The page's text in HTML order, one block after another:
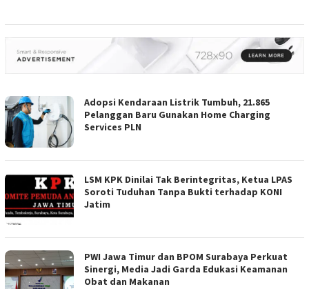
Adopsi Kendaraan Listrik Tumbuh, 21.865
Pelanggan Baru Gunakan Home Charging
Services PLN
LSM KPK Dinilai Tak Berintegritas, Ketua LPAS
Soroti Tuduhan Tanpa Bukti terhadap KONI
Jatim
PWI Jawa Timur dan BPOM Surabaya Perkuat
Sinergi, Media Jadi Garda Edukasi Keamanan
Obat dan Makanan